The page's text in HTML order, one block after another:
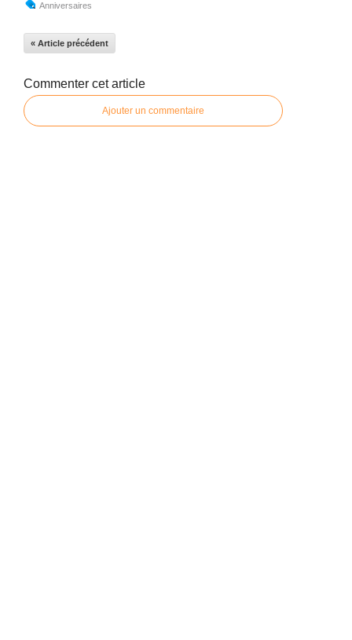
Anniversaires
« Article précédent
Commenter cet article
Ajouter un commentaire